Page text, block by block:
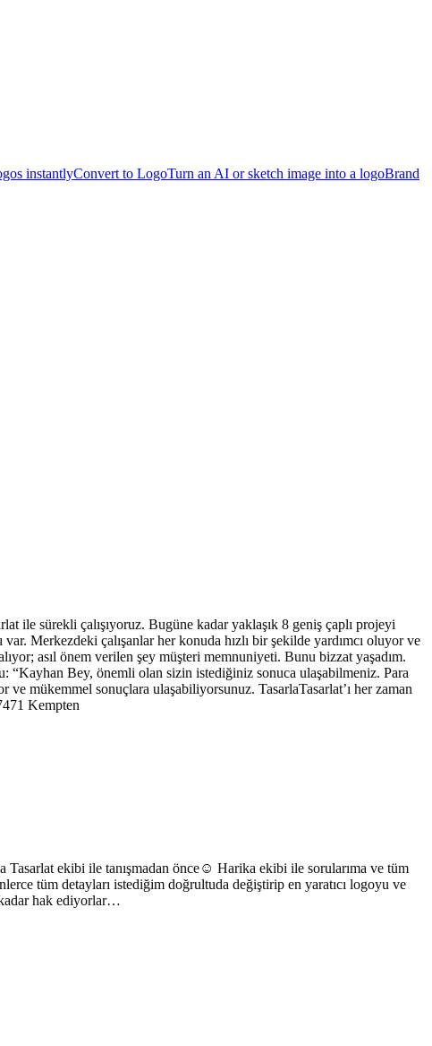
instantlyConvert to LogoTurn an AI or sketch image into a logoBrand
ile sürekli çalışıyoruz. Bugüne kadar yaklaşık 8 geniş çaplı projeyi
Merkezdeki çalışanlar her konuda hızlı bir şekilde yardımcı oluyor ve
asıl önem verilen şey müşteri memnuniyeti. Bunu bizzat yaşadım.
“Kayhan Bey, önemli olan sizin istediğiniz sonuca ulaşabilmeniz. Para
mükemmel sonuçlara ulaşabiliyorsunuz. TasarlaTasarlat’ı her zaman
Kempten
ekibi ile tanışmadan önce☺️ Harika ekibi ile sorularıma ve tüm
tüm detayları istediğim doğrultuda değiştirip en yaratıcı logoyu ve
kadar hak ediyorlar…